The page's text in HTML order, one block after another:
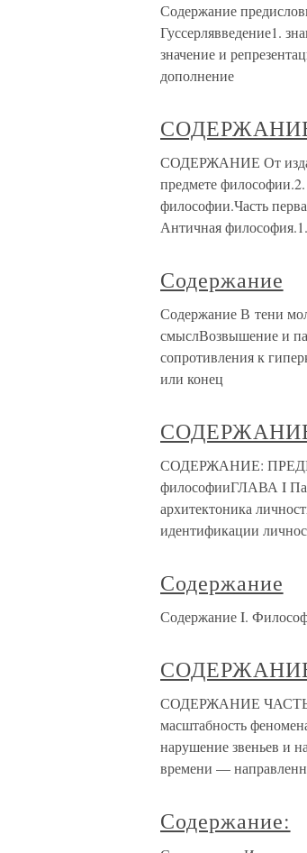
Содержание
Гуссерлявведение1.
значение и
дополнение
СОДЕРЖАНИЕ От
предмете
философии.Часть
Античная
Содержание
Содержание В тени
смыслВозвышение и
сопротивления к
или конец
СОДЕРЖАНИЕ:
философииГЛАВА I
архитектоника
идентификации
Содержание
Содержание I.
СОДЕРЖАНИЕ ЧАСТЬ
масштабность
нарушение звеньев и
времени —
Содержание: